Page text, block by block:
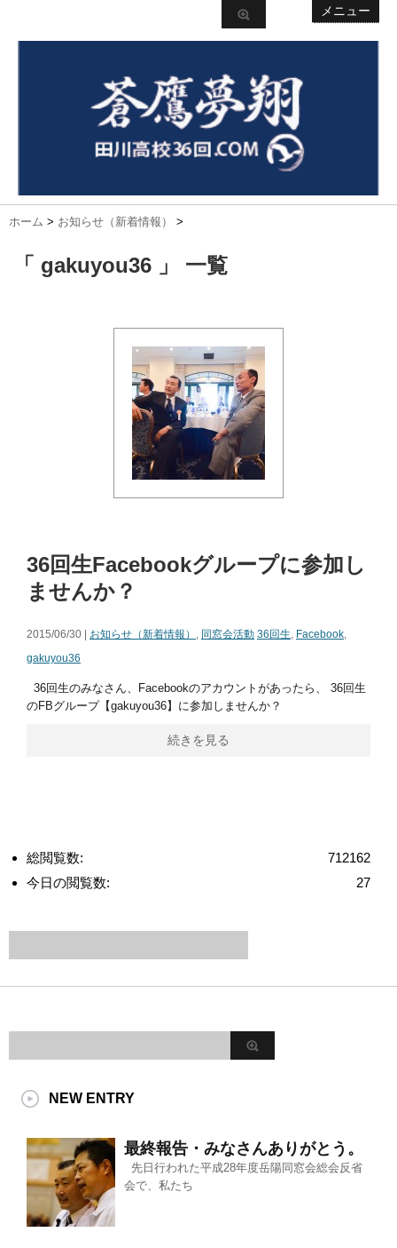
メニュー
ホーム > お知らせ（新着情報） >
「 gakuyou36 」 一覧
36回生Facebookグループに参加し
ませんか？
2015/06/30 | お知らせ（新着情報） , 同窓会活動 36回生, Facebook,
gakuyou36
36回生のみなさん、Facebookのアカウントがあったら、 36回生
のFBグループ【gakuyou36】に参加しませんか？
続きを見る
712162
総閲覧数:
27
今日の閲覧数:
NEW ENTRY
最終報告・みなさんありがとう。
先日行われた平成28年度岳陽同窓会総会反省
会で、私たち